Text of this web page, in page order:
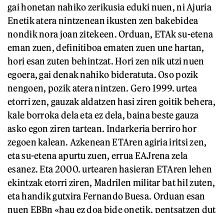
gai honetan nahiko zerikusia eduki nuen, ni Ajuria
Enetik atera nintzenean ikusten zen bakebidea
nondik nora joan zitekeen. Orduan, ETAk su-etena
eman zuen, definitiboa ematen zuen une hartan,
hori esan zuten behintzat. Hori zen nik utzi nuen
egoera, gai denak nahiko bideratuta. Oso pozik
nengoen, pozik atera nintzen. Gero 1999. urtea
etorri zen, gauzak aldatzen hasi ziren goitik behera,
kale borroka dela eta ez dela, baina beste gauza
asko egon ziren tartean. Indarkeria berriro hor
zegoen kalean. Azkenean ETAren agiria iritsi zen,
eta su-etena apurtu zuen, errua EAJrena zela
esanez. Eta 2000. urtearen hasieran ETAren lehen
ekintzak etorri ziren, Madrilen militar bat hil zuten,
eta handik gutxira Fernando Buesa. Orduan esan
nuen EBBn «hau ez doa bide onetik, pentsatzen dut